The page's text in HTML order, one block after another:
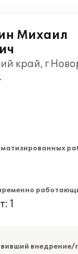
Михаил
край, г
1
внедрение/